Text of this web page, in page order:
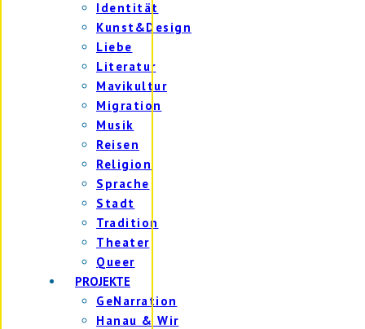
Identität
Kunst&Design
Liebe
Literatur
Mavikultur
Migration
Musik
Reisen
Religion
Sprache
Stadt
Tradition
Theater
Queer
PROJEKTE
GeNarration
Hanau & Wir